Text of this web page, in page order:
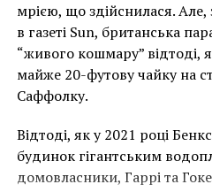
мрією, що здійснилася.
в газеті Sun, британська
“живого кошмару” відтоді,
майже 20-футову чайку на
Саффолку.
Відтоді, як у 2021 році
будинок гігантським
домовласники, Гаррі та